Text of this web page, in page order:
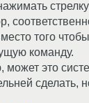
того
команду.
может это
сделать,